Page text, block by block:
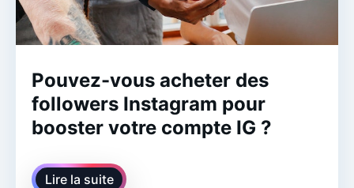
Pouvez-vous acheter des
followers Instagram pour
booster votre compte IG ?
Lire la suite